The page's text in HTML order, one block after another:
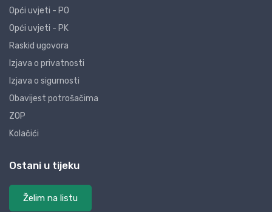
Opći uvjeti - PO
Opći uvjeti - PK
Raskid ugovora
Izjava o privatnosti
Izjava o sigurnosti
Obavijest potrošačima
ZOP
Kolačići
Ostani u tijeku
Želim na listu